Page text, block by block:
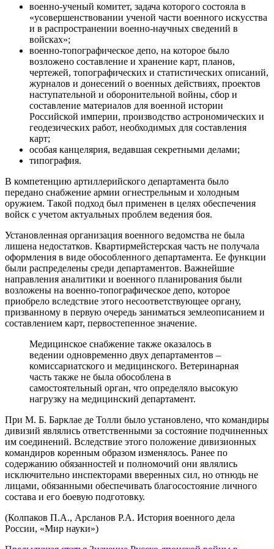
военно-ученый комитет, задача которого состояла в
«усовершенствовании ученой части военного искусства
и в распространении военно-научных сведений в
войсках»;
военно-топографическое депо, на которое было
возложено составление и хранение карт, планов,
чертежей, топографических и статистических описаний,
журналов и донесений о военных действиях, проектов
наступательной и оборонительной войны, сбор и
составление материалов для военной истории
Российской империи, производство астрономических и
геодезических работ, необходимых для составления
карт;
особая канцелярия, ведавшая секретными делами;
типография.
В компетенцию артиллерийского департамента было
передано снабжение армии огнестрельным и холодным
оружием. Такой подход был применен в целях обеспечения
войск с учетом актуальных проблем ведения боя.
Установленная организация военного ведомства не была
лишена недостатков. Квартирмейстерская часть не получала
оформления в виде обособленного департамента. Ее функции
были распределены среди департаментов. Важнейшие
направления аналитики и военного планирования были
возложены на военно-топографическое депо, которое
приобрело вследствие этого несоответствующее органу,
призванному в первую очередь заниматься землеописанием и
составлением карт, первостепенное значение.
Медицинское снабжение также оказалось в
ведении одновременно двух департаментов –
комиссариатского и медицинского. Ветеринарная
часть также не была обособлена в
самостоятельный орган, что определяло высокую
нагрузку на медицинский департамент.
При М. Б. Барклае де Толли было установлено, что командиры
дивизий являлись ответственными за состояние подчиненных
им соединений. Вследствие этого положение дивизионных
командиров коренным образом изменялось. Ранее по
содержанию обязанностей и полномочий они являлись
исключительно инспекторами вверенных сил, но отнюдь не
лицами, обязанными обеспечивать благосостояние личного
состава и его боевую подготовку.
(Колпаков П.А., Арсланов Р.А. История военного дела
России, «Мир науки»)